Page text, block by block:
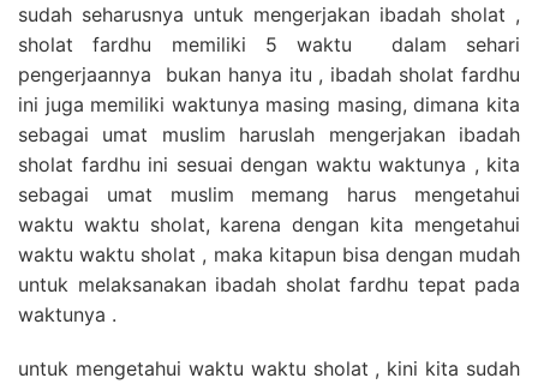
sudah seharusnya untuk mengerjakan ibadah sholat ,
sholat fardhu memiliki 5 waktu dalam sehari
pengerjaannya bukan hanya itu , ibadah sholat fardhu
ini juga memiliki waktunya masing masing, dimana kita
sebagai umat muslim haruslah mengerjakan ibadah
sholat fardhu ini sesuai dengan waktu waktunya , kita
sebagai umat muslim memang harus mengetahui
waktu waktu sholat, karena dengan kita mengetahui
waktu waktu sholat , maka kitapun bisa dengan mudah
untuk melaksanakan ibadah sholat fardhu tepat pada
waktunya .
untuk mengetahui waktu waktu sholat , kini kita sudah